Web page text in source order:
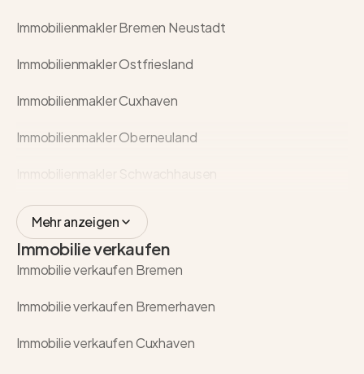
Immobilienmakler Bremen Neustadt
Immobilienmakler Ostfriesland
Immobilienmakler Cuxhaven
Immobilienmakler Oberneuland
Mehr anzeigen
Immobilie verkaufen
Immobilie verkaufen Bremen
Immobilie verkaufen Bremerhaven
Immobilie verkaufen Cuxhaven